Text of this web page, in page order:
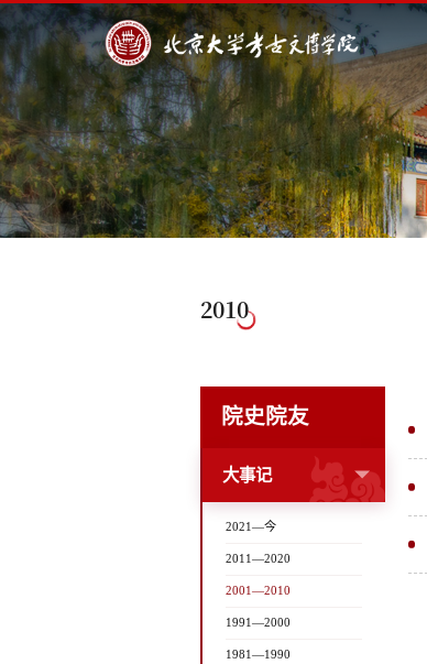
2010
院史院友
大事记
2021—今
2011—2020
2001—2010
1991—2000
1981—1990